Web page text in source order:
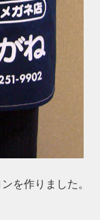
を作りました。